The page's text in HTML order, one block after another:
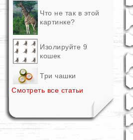
Что не так в этой
картинке?
Изолируйте 9
кошек
Три чашки
Смотреть все статьи